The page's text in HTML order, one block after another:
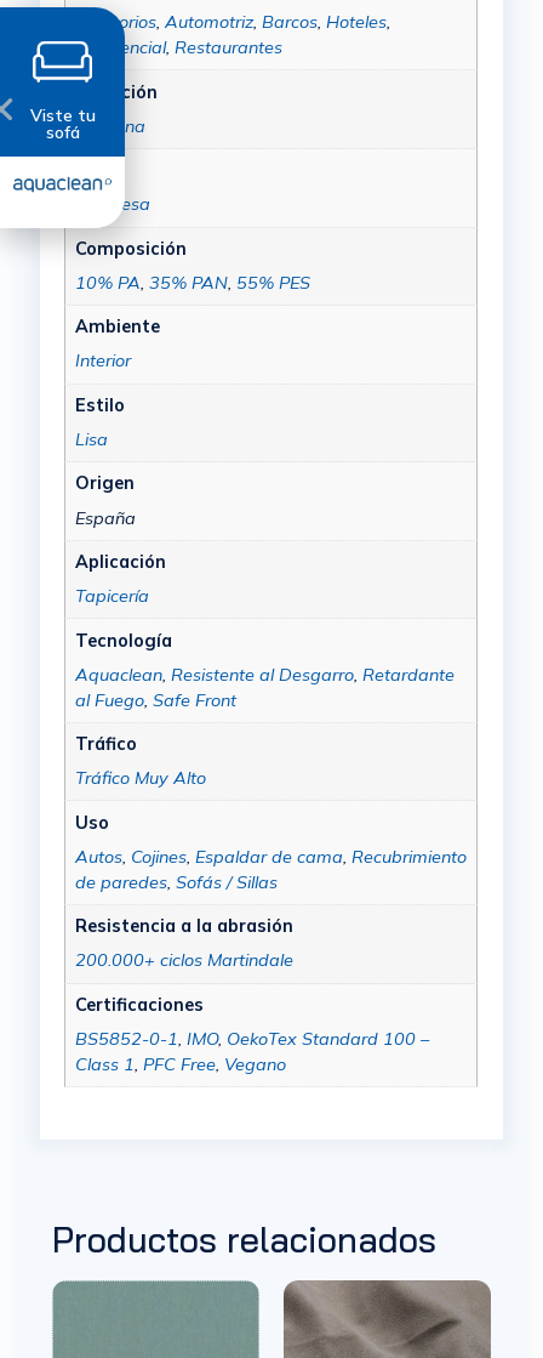
Auditorios, Automotriz, Barcos, Hoteles,
Residencial, Restaurantes
Colección
Daytona
Turquesa
Composición
10% PA, 35% PAN, 55% PES
Ambiente
Interior
Estilo
Lisa
Origen
España
Aplicación
Tapicería
Tecnología
Aquaclean, Resistente al Desgarro, Retardante
al Fuego, Safe Front
Tráfico
Tráfico Muy Alto
Uso
Autos, Cojines, Espaldar de cama, Recubrimiento
de paredes, Sofás / Sillas
Resistencia a la abrasión
200.000+ ciclos Martindale
Certificaciones
BS5852-0-1, IMO, OekoTex Standard 100 –
Class 1, PFC Free, Vegano
Productos relacionados
Viste tu
sofá